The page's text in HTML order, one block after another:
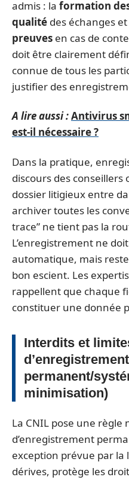
admis : la formation
qualité des échanges et
preuves en cas de
doit être clairement
connue de tous les
justifier des
A lire aussi :Antivirus
est-il nécessaire ?
Dans la pratique,
discours des conseillers
dossier litigieux entre
archiver toutes les
trace” ne tient pas la
L’enregistrement ne
automatique, mais
bon escient. Les
rappellent que chaque
constituer une donnée
Interdits et
d’enregistrement
permanent/
minimisation)
La CNIL pose une règle
d’enregistrement
exception prévue par la
dérives, protège les